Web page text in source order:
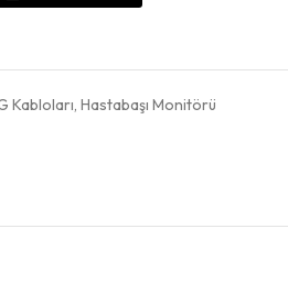
Kabloları, Hastabaşı Monitörü